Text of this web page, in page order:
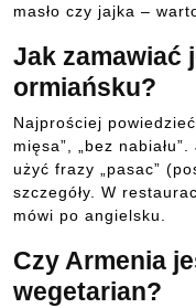
masło czy jajka –
Jak zamawiać
ormiańsku?
Najprościej
mięsa”, „bez
użyć frazy „pasac”
szczegóły. W
mówi po angielsku.
Czy Armenia
wegetarian?